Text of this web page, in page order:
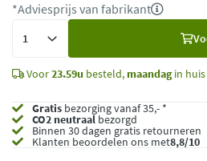
*Adviesprijs van fabrikant
Voor23.59u besteld, maandagin huis
Gratis bezorging vanaf 35,- *
CO2 neutraalbezorgd
Binnen 30 dagen gratis retourneren
Klanten beoordelen ons met8,8/10